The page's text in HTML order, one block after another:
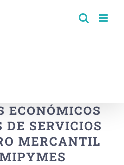
ECONÓMICOS
DE SERVICIOS
MERCANTIL